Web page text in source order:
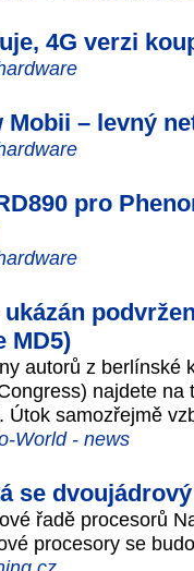
4G verzi
Mobii – levný
pro
ukázán
MD5)
autorů z berlínské
najdete
Útok samozřejmě
World - news
se
řadě procesorů
procesory se